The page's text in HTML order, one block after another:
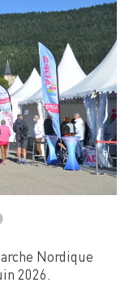
Nordique
2026.